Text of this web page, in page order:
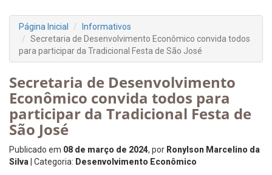
Página Inicial
Informativos
Secretaria de Desenvolvimento Econômico convida todos
para participar da Tradicional Festa de São José
Secretaria de Desenvolvimento
Econômico convida todos para
participar da Tradicional Festa de
São José
Publicado em 08 de março de 2024, por Ronylson Marcelino da
Silva | Categoria: Desenvolvimento Econômico